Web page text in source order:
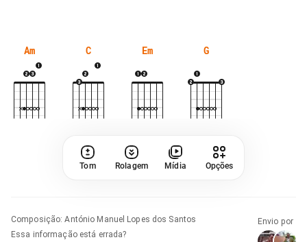
Am C Em G
Tom Rolagem Mídia Opções
Composição:António Manuel Lopes dos Santos
Essa informação está errada?
Envio por